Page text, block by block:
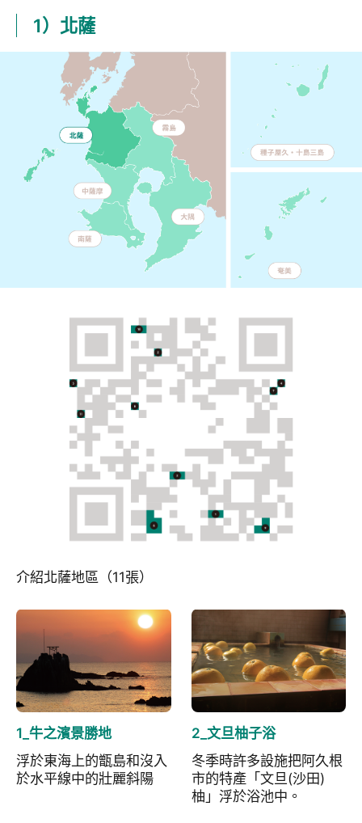
1）北薩
介紹北薩地區（11張）
1_牛之濱景勝地
浮於東海上的甑島和沒入
於水平線中的壯麗斜陽
2_文旦柚子浴
冬季時許多設施把阿久根
市的特產「文旦(沙田)
柚」浮於浴池中。